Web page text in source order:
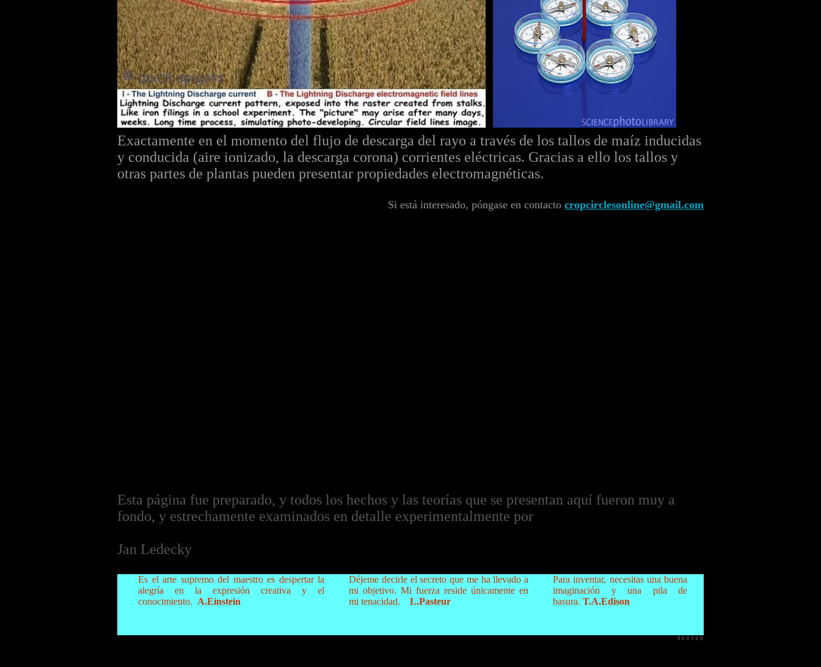
Exactamente en el momento del flujo de descarga del rayo a través de los tallos de maíz inducidas
y conducida (aire ionizado, la descarga corona) corrientes eléctricas. Gracias a ello los tallos y
otras partes de plantas pueden presentar propiedades electromagnéticas.
Si está interesado, póngase en contacto cropcirclesonline@gmail.com
Esta página fue preparado, y todos los hechos y las teorías que se presentan aquí fueron muy a
fondo, y estrechamente examinados en detalle experimentalmente por
Jan Ledecky
Es el arte supremo del maestro es despertar la
alegría en la expresión creativa y el
conocimiento. A.Einstein
Déjeme decirle el secreto que me ha llevado a
mi objetivo. Mi fuerza reside únicamente en
mi tenacidad. L.Pasteur
Para inventar, necesitas una buena
imaginación y una pila de
basura. T.A.Edison